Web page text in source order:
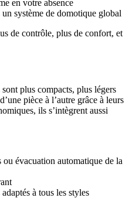
en votre absence
système de domotique global
de contrôle, plus de confort, et
plus compacts, plus légers
pièce à l’autre grâce à leurs
ils s’intègrent aussi
ou évacuation automatique de la
à tous les styles